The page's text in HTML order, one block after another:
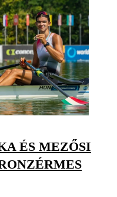
ÉS MEZŐSI